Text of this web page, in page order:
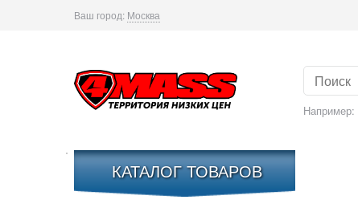
Ваш город: Москва
Например:
КАТАЛОГ ТОВАРОВ